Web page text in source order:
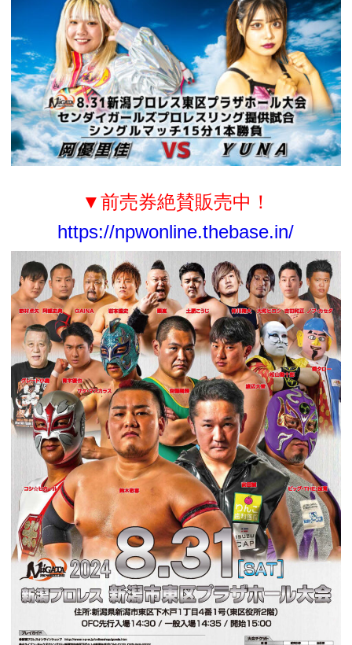
▼前売券絶賛販売中！
https://npwonline.thebase.in/